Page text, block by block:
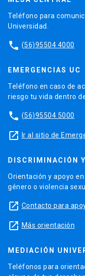
Teléfono para
Universidad.
phone (56)95504 4000
EMERGENCIAS UC
Teléfono en caso de
riesgo tu vida dentro
phone (56)95504 5000
launch Ir al sitio de
DISCRIMINACIÓN
Orientación y apoyo
género o violencia
launch Contacto para
launch Más orientación
MEDIACIÓN
Teléfonos para